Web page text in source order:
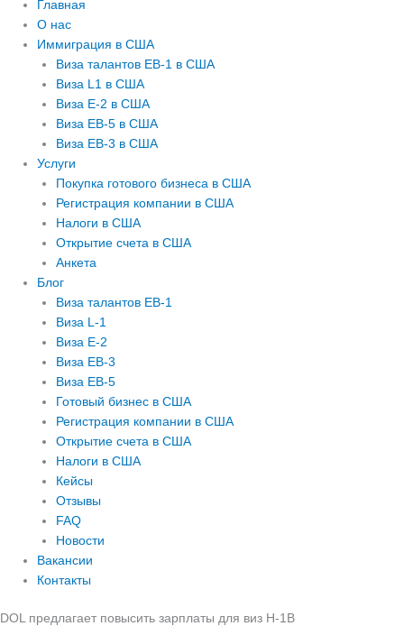
Главная
О нас
Иммиграция в США
Виза талантов EB-1 в США
Виза L1 в США
Виза E-2 в США
Виза EB-5 в США
Виза EB-3 в США
Услуги
Покупка готового бизнеса в США
Регистрация компании в США
Налоги в США
Открытие счета в США
Анкета
Блог
Виза талантов EB-1
Виза L-1
Виза E-2
Виза EB-3
Виза EB-5
Готовый бизнес в США
Регистрация компании в США
Открытие счета в США
Налоги в США
Кейсы
Отзывы
FAQ
Новости
Вакансии
Контакты
DOL предлагает повысить зарплаты для виз H-1B